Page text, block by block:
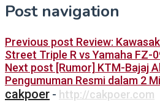
Post navigation
Previous post Review:
Street Triple R vs Yamaha FZ-
Next post [Rumor] KTM-Bajaj
Pengumuman Resmi dalam 2
cakpoer - http://cakpoer.com